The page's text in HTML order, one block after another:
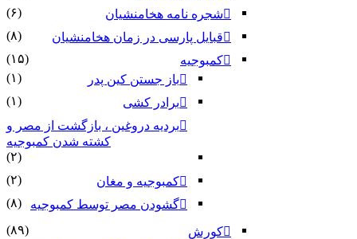
شجره نامه هخامنشیان
(۶)
قبایل پارسی در زمان هخامنشیان
(۸)
کمبوجیه
(۱۵)
باز جستن کین پدر
(۱)
برادر کشی
(۱)
بردیه دروغین ، بازگشت از مصر و
کشته شدن کمبوجیه
(۲)
کمبوجیه و مغان
(۲)
گشودن مصر توسط کمبوجیه
(۸)
کورش
(۸۹)